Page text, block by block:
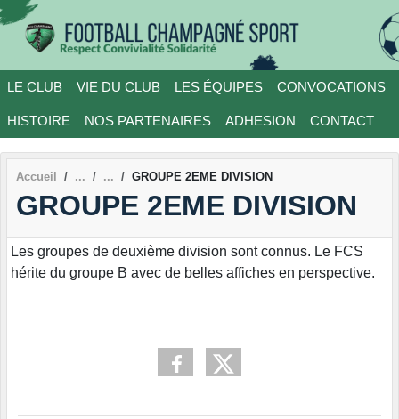
LE CLUB VIE DU CLUB LES ÉQUIPES CONVOCATIONS
HISTOIRE NOS PARTENAIRES ADHESION CONTACT
Accueil GROUPE 2EME DIVISION
GROUPE 2EME DIVISION
Les groupes de deuxième division sont connus. Le FCS
hérite du groupe B avec de belles affiches en perspective.
Panneau de gestion des cookies